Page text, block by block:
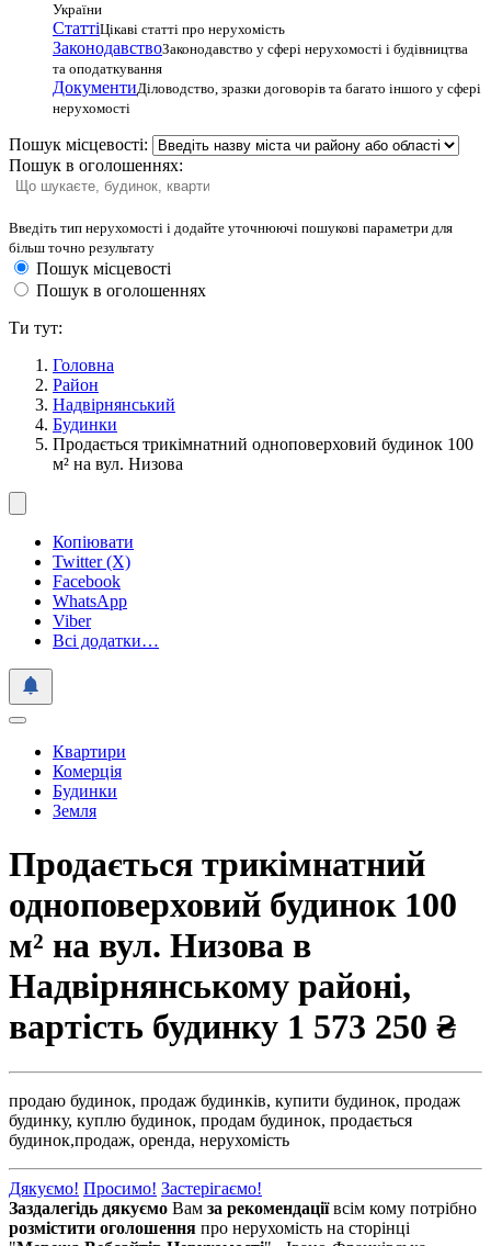
України
СтаттіЦікаві статті про нерухомість
ЗаконодавствоЗаконодавство у сфері нерухомості і будівництва
та оподаткування
ДокументиДіловодство, зразки договорів та багато іншого у сфері
нерухомості
Пошук місцевості:
Пошук в оголошеннях:
Введіть тип нерухомості і додайте уточнюючі пошукові параметри для
більш точно результату
Пошук місцевості
Пошук в оголошеннях
Ти тут:
Головна
Район
Надвірнянський
Будинки
Продається трикімнатний одноповерховий будинок 100
м² на вул. Низова
Копіювати
Twitter (X)
Facebook
WhatsApp
Viber
Всі додатки…
Квартири
Комерція
Будинки
Земля
Продається трикімнатний
одноповерховий будинок 100
м² на вул. Низова в
Надвірнянському районі,
вартість будинку 1 573 250 ₴
продаю будинок, продаж будинків, купити будинок, продаж
будинку, куплю будинок, продам будинок, продається
будинок,продаж, оренда, нерухомість
Дякуємо! Просимо! Застерігаємо!
Заздалегідь дякуємо Вам за рекомендаціївсім кому потрібно
розмістити оголошення про нерухомість на сторінці